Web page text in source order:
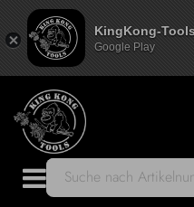
KingKong-
Google Play